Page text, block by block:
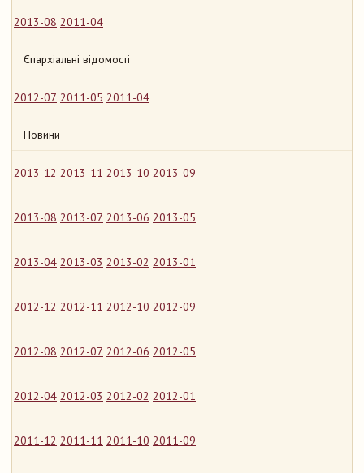
2013-08 2011-04
Єпархіальні відомості
2012-07 2011-05 2011-04
Новини
2013-12 2013-11 2013-10 2013-09
2013-08 2013-07 2013-06 2013-05
2013-04 2013-03 2013-02 2013-01
2012-12 2012-11 2012-10 2012-09
2012-08 2012-07 2012-06 2012-05
2012-04 2012-03 2012-02 2012-01
2011-12 2011-11 2011-10 2011-09